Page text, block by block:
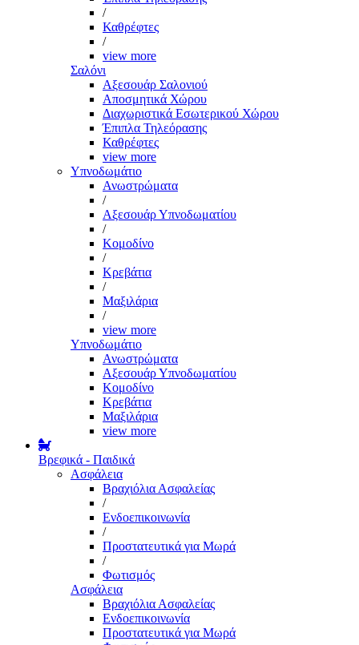
/
Καθρέφτες
/
view more
Σαλόνι
Αξεσουάρ Σαλονιού
Αποσμητικά Χώρου
Διαχωριστικά Εσωτερικού Χώρου
Έπιπλα Τηλεόρασης
Καθρέφτες
view more
Υπνοδωμάτιο
Ανωστρώματα
/
Αξεσουάρ Υπνοδωματίου
/
Κομοδίνο
/
Κρεβάτια
/
Μαξιλάρια
/
view more
Υπνοδωμάτιο
Ανωστρώματα
Αξεσουάρ Υπνοδωματίου
Κομοδίνο
Κρεβάτια
Μαξιλάρια
view more
Βρεφικά - Παιδικά
Ασφάλεια
Βραχιόλια Ασφαλείας
/
Ενδοεπικοινωνία
/
Προστατευτικά για Μωρά
/
Φωτισμός
Ασφάλεια
Βραχιόλια Ασφαλείας
Ενδοεπικοινωνία
Προστατευτικά για Μωρά